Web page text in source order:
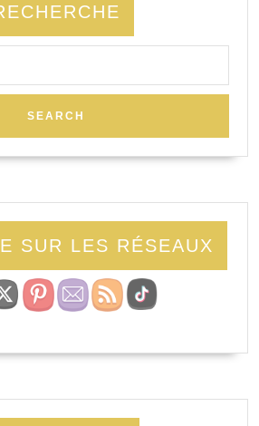
SUR LES RÉSEAUX